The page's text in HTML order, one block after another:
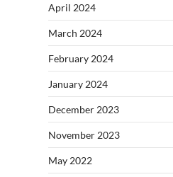
April 2024
March 2024
February 2024
January 2024
December 2023
November 2023
May 2022